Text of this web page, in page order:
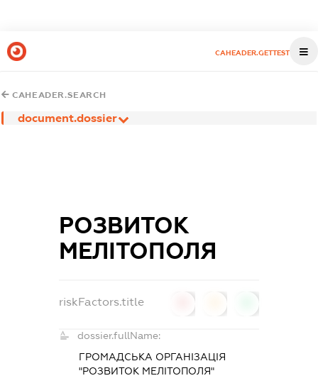
CAHEADER.GETTEST
CAHEADER.SEARCH
document.dossier
РОЗВИТОК
МЕЛІТОПОЛЯ
riskFactors.title
dossier.fullName:
ГРОМАДСЬКА ОРГАНІЗАЦІЯ
"РОЗВИТОК МЕЛІТОПОЛЯ"